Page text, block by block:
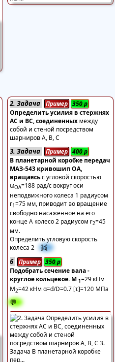
2. Задача Пример 350р
Определить усилия в стержнях
АС и ВС, соединенных между
собой и стеной посредством
шарниров А, В, С
3. Задача Пример 400р
В планетарной коробке передач
МАЗ-543 кривошип ОА,
вращаясьс угловой скоростью
ωОА=188 рад/с вокруг оси
неподвижного колеса 1 радиусом
r1=75 мм, приводит во вращение
свободно насаженное на его
конце А колесо 2 радиусом r2=45
мм.
Определить угловую скорость
колеса 2
👯
6 Пример 350р
Подобрать сечение вала -
круглое кольцевое. М 1=29 кНм
М2=42 кНм α=d/D=0.7 [τ]=120 МПа
💬